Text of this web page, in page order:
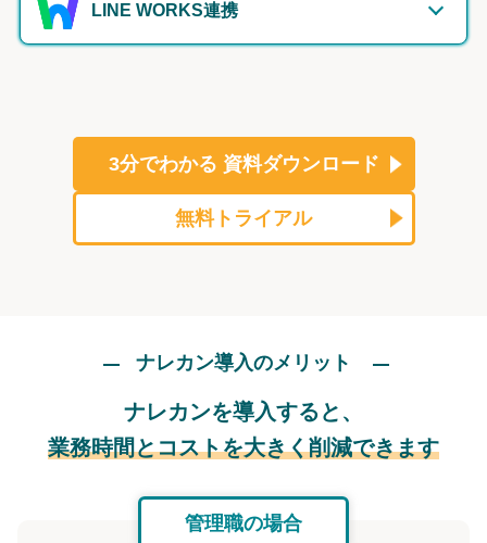
LINE WORKS連携
3分でわかる 資料ダウンロード
無料トライアル
ナレカン導入のメリット
ナレカンを導入すると、
業務時間とコストを大きく削減できます
管理職の場合